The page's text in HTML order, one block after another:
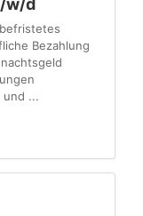
w/d
Bezahlung
und ...